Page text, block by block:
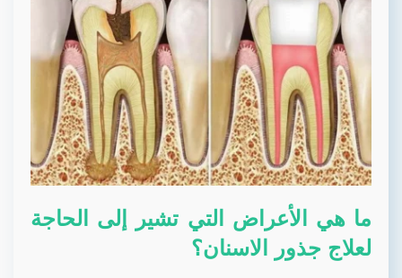
ما هي الأعراض التي تشير إلى الحاجة
لعلاج جذور الاسنان؟